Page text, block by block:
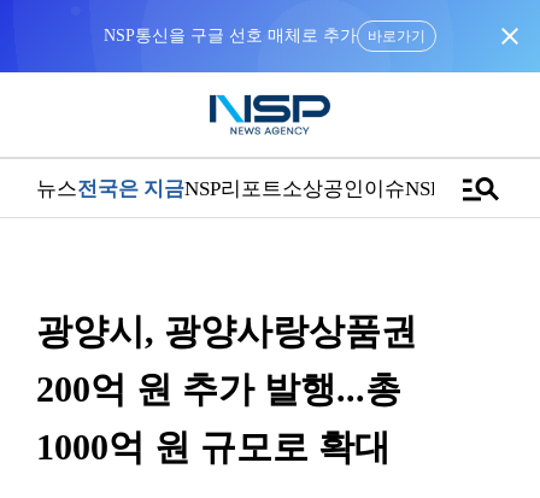
NSP통신을 구글 선호 매체로 추가 바로가기 close
뉴스전국은 지금NSP리포트소상공인이슈NSPTVmanage_search
광양시, 광양사랑상품권
200억 원 추가 발행...총
1000억 원 규모로 확대